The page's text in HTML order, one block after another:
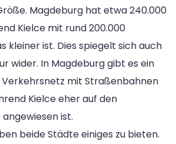
Magdeburg hat etwa 240.000
Kielce mit rund 200.000
kleiner ist. Dies spiegelt sich auch
wider. In Magdeburg gibt es ein
mit Straßenbahnen
Kielce eher auf den
ist.
beide Städte einiges zu bieten.